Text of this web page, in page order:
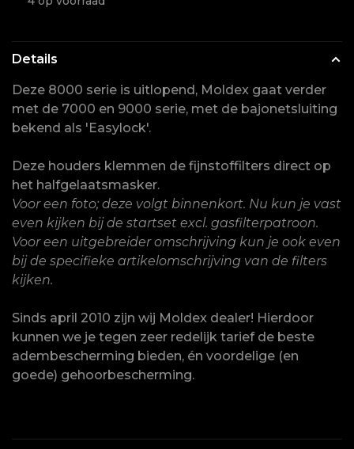
Details
Deze 8000 serie is uitlopend, Moldex gaat verder
met de 7000 en 9000 serie, met de bajonetsluiting
bekend als 'Easylock'.
Deze houders klemmen de fijnstoffilters direct op
het halfgelaatsmasker.
Voor een foto; deze volgt binnenkort. Nu kun je vast
even kijken bij de startset excl. gasfilterpatroon.
Voor een uitgebreider omschrijving kun je ook even
bij de specifieke artikelomschrijving van de filters
kijken.
Sinds april 2010 zijn wij Moldex dealer! Hierdoor
kunnen we je tegen zeer redelijk tarief de beste
adembescherming bieden, én voordelige (en
goede) gehoorbescherming.